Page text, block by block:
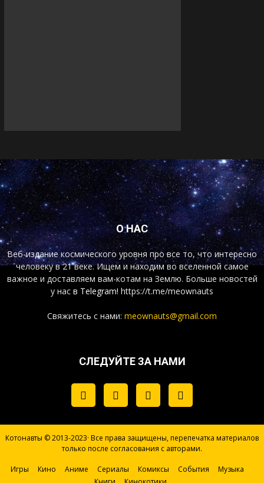
О НАС
Веб-издание космического уровня про все то, что интересно
человеку в 21 веке. Ищем и находим во вселенной самое
важное и доставляем вам-котам на Землю. Больше новостей
у нас в Telegram! https://t.me/meownauts
Свяжитесь с нами: meownauts@gmail.com
СЛЕДУЙТЕ ЗА НАМИ
Котонавты © 2013-2023· Все права защищены, перепечатка материалов
только после согласования с авторами.
Игры Кино Аниме Сериалы Комиксы События
Музыка